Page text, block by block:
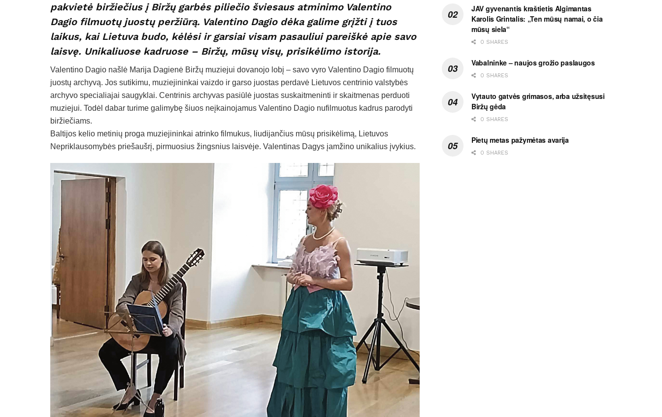
pakvietė biržiečius į Biržų garbės piliečio šviesaus atminimo Valentino
Dagio filmuotų juostų peržiūrą. Valentino Dagio dėka galime grįžti į tuos
laikus, kai Lietuva budo, kėlėsi ir garsiai visam pasauliui pareiškė apie savo
laisvę. Unikaliuose kadruose – Biržų, mūsų visų, prisikėlimo istorija.
Valentino Dagio našlė Marija Dagienė Biržų muziejui dovanojo lobį – savo vyro Valentino Dagio filmuotų
juostų archyvą. Jos sutikimu, muziejininkai vaizdo ir garso juostas perdavė Lietuvos centrinio valstybės
archyvo specialiajai saugyklai. Centrinis archyvas pasiūlė juostas suskaitmeninti ir skaitmenas perduoti
muziejui. Todėl dabar turime galimybę šiuos neįkainojamus Valentino Dagio nufilmuotus kadrus parodyti
biržiečiams.
Baltijos kelio metinių proga muziejininkai atrinko filmukus, liudijančius mūsų prisikėlimą, Lietuvos
Nepriklausomybės priešaušrį, pirmuosius žingsnius laisvėje. Valentinas Dagys įamžino unikalius įvykius.
JAV gyvenantis kraštietis Algimantas
Karolis Grintalis: „Ten mūsų namai, o čia
mūsų siela“
0 SHARES
Vabalninke – naujos grožio paslaugos
0 SHARES
Vytauto gatvės grimasos, arba užsitęsusi
Biržų gėda
0 SHARES
Pietų metas pažymėtas avarija
0 SHARES